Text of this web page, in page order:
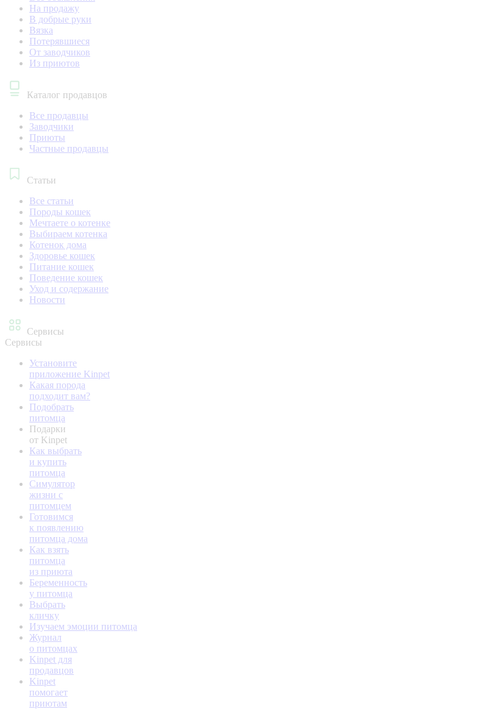
На продажу
В добрые руки
Вязка
Потерявшиеся
От заводчиков
Из приютов
Каталог продавцов
Все продавцы
Заводчики
Приюты
Частные продавцы
Статьи
Все статьи
Породы кошек
Мечтаете о котенке
Выбираем котенка
Котенок дома
Здоровье кошек
Питание кошек
Поведение кошек
Уход и содержание
Новости
Сервисы
Сервисы
Установите
приложение Kinpet
Какая порода
подходит вам?
Подобрать
питомца
Подарки
от Kinpet
Как выбрать
и купить
питомца
Симулятор
жизни с
питомцем
Готовимся
к появлению
питомца дома
Как взять
питомца
из приюта
Беременность
у питомца
Выбрать
кличку
Изучаем эмоции питомца
Журнал
о питомцах
Kinpet для
продавцов
Kinpet
помогает
приютам